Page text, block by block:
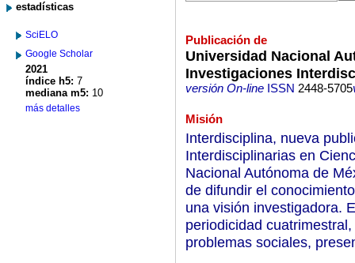
estadísticas
SciELO
Google Scholar
2021
índice h5: 7
mediana m5: 10
más detalles
Publicación de
Universidad Nacional
Investigaciones
versión On-lineISSN 2448-5705
Misión
Interdisciplina, nueva
Interdisciplinarias en
Nacional Autónoma de
de difundir el
una visión investigadora.
periodicidad
problemas sociales,